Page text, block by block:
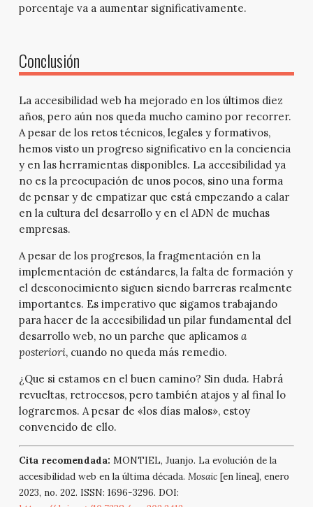
porcentaje va a aumentar significativamente.
Conclusión
La accesibilidad web ha mejorado en los últimos diez
años, pero aún nos queda mucho camino por recorrer.
A pesar de los retos técnicos, legales y formativos,
hemos visto un progreso significativo en la conciencia
y en las herramientas disponibles. La accesibilidad ya
no es la preocupación de unos pocos, sino una forma
de pensar y de empatizar que está empezando a calar
en la cultura del desarrollo y en el ADN de muchas
empresas.
A pesar de los progresos, la fragmentación en la
implementación de estándares, la falta de formación y
el desconocimiento siguen siendo barreras realmente
importantes. Es imperativo que sigamos trabajando
para hacer de la accesibilidad un pilar fundamental del
desarrollo web, no un parche que aplicamos a
posteriori, cuando no queda más remedio.
¿Que si estamos en el buen camino? Sin duda. Habrá
revueltas, retrocesos, pero también atajos y al final lo
lograremos. A pesar de «los días malos», estoy
convencido de ello.
Cita recomendada: MONTIEL, Juanjo. La evolución de la
accesibilidad web en la última década. Mosaic[en línea], enero
2023, no. 202. ISSN: 1696-3296. DOI: